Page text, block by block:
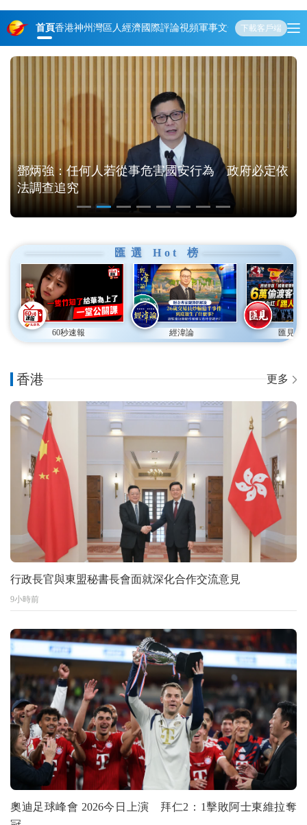
首頁香港神州 灣區人經濟國際評論視頻軍事文化 娛樂生活教育體
下載客戶端
香港首個AI餐飲智能體機場啟用！「AI店小二」集
六大角色於一身
匯選 Hot 榜
60秒速報 經湋論 匯見論
香港 更多
行政長官與東盟秘書長會面就深化合作交流意見
9小時前
奧迪足球峰會 2026今日上演 拜仁2：1擊敗阿士東維拉奪